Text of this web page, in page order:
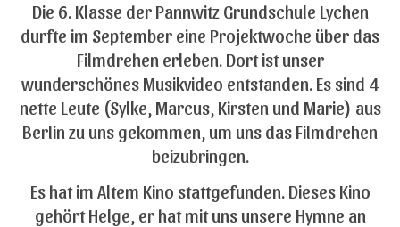
Die 6. Klasse der Pannwitz Grundschule Lychen
durfte im September eine Projektwoche über das
Filmdrehen erleben. Dort ist unser
wunderschönes Musikvideo entstanden. Es sind 4
nette Leute (Sylke, Marcus, Kirsten und Marie) aus
Berlin zu uns gekommen, um uns das Filmdrehen
beizubringen.
Es hat im Altem Kino stattgefunden. Dieses Kino
gehört Helge, er hat mit uns unsere Hymne an